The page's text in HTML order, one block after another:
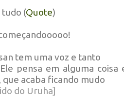
(Quote)
tem uma voz e tanto
pensa em alguma
acaba ficando mudo
do Uruha]